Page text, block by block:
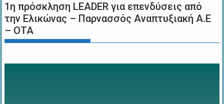
1η πρόσκληση LEADER για επενδύσεις από
την Ελικώνας – Παρνασσός Αναπτυξιακή Α.Ε
– ΟΤΑ